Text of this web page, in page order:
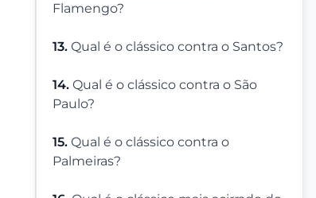
Flamengo?
13. Qual é o clássico contra o Santos?
14. Qual é o clássico contra o São
Paulo?
15. Qual é o clássico contra o
Palmeiras?